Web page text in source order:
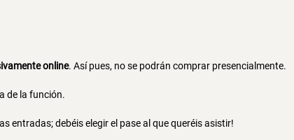
online. Así pues, no se podrán comprar presencialmente.
de la función.
entradas; debéis elegir el pase al que queréis asistir!